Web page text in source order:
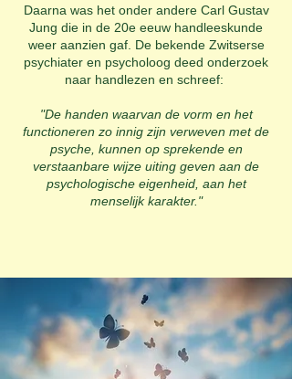
Daarna was het onder andere Carl Gustav
Jung die in de 20e eeuw handleeskunde
weer aanzien gaf. De bekende Zwitserse
psychiater en psycholoog deed onderzoek
naar handlezen en schreef:
"De handen waarvan de vorm en het
functioneren zo innig zijn verweven met de
psyche, kunnen op sprekende en
verstaanbare wijze uiting geven aan de
psychologische eigenheid, aan het
menselijk karakter."